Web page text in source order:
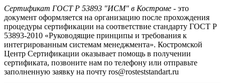
Сертификат ГОСТ Р 53893 "ИСМ" в Костроме - это
документ оформляется на организацию после прохождения
процедуры сертификации на соответствие стандарту ГОСТ Р
53893-2010 «Руководящие принципы и требования к
интегрированным системам менеджмента». Костромской
Центр Сертификации оказывает помощь в получении
сертификата, позвоните нам по телефону или отправьте
заполненную заявку на почту ros@rosteststandart.ru